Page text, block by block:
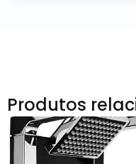
Produtos